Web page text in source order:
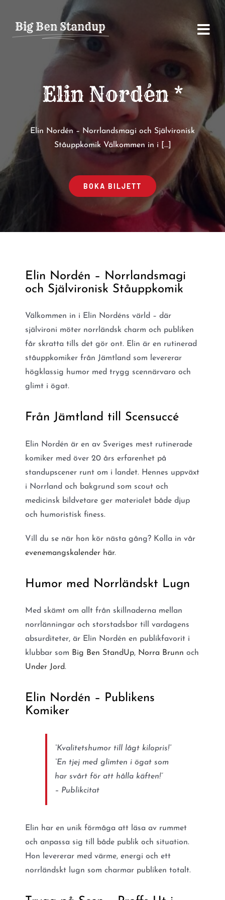
innehållet
Big Ben Standup
Elin Nordén *
Elin Nordén – Norrlandsmagi och Självironisk
Ståuppkomik Välkommen in i […]
BOKA BILJETT
Elin Nordén – Norrlandsmagi
och Självironisk Ståuppkomik
Välkommen in i Elin Nordéns värld – där
självironi möter norrländsk charm och publiken
får skratta tills det gör ont. Elin är en rutinerad
ståuppkomiker från Jämtland som levererar
högklassig humor med trygg scennärvaro och
glimt i ögat.
Från Jämtland till Scensuccé
Elin Nordén är en av Sveriges mest rutinerade
komiker med över 20 års erfarenhet på
standupscener runt om i landet. Hennes uppväxt
i Norrland och bakgrund som scout och
medicinsk bildvetare ger materialet både djup
och humoristisk finess.
Vill du se när hon kör nästa gång? Kolla in vår
evenemangskalender här.
Humor med Norrländskt Lugn
Med skämt om allt från skillnaderna mellan
norrlänningar och storstadsbor till vardagens
absurditeter, är Elin Nordén en publikfavorit i
klubbar som Big Ben StandUp, Norra Brunn och
Under Jord.
Elin Nordén – Publikens
Komiker
“Kvalitetshumor till lågt kilopris!”
“En tjej med glimten i ögat som
har svårt för att hålla käften!”
– Publikcitat
Elin har en unik förmåga att läsa av rummet
och anpassa sig till både publik och situation.
Hon levererar med värme, energi och ett
norrländskt lugn som charmar publiken totalt.